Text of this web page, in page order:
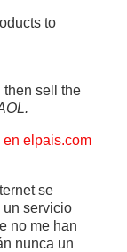
to
then sell the
en elpais.com
se
servicio
no me han
nunca un